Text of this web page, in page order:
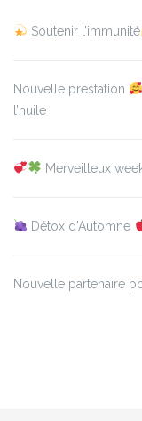
Soutenir l’immunité
Nouvelle prestation
l’huile
Merveilleux
Détox d’Automne
Nouvelle partenaire